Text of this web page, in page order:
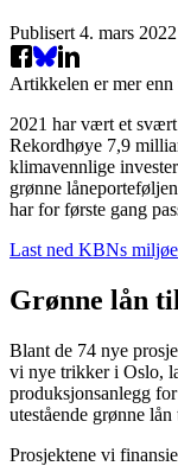
Publisert 4. mars 2022
Artikkelen er mer enn
2021 har vært et
Rekordhøye 7,9
klimavennlige
grønne
har for første gang
Last ned KBNs
Grønne lån
Blant de 74 nye
vi nye trikker i Oslo,
produksjonsanlegg
utestående grønne
Prosjektene vi